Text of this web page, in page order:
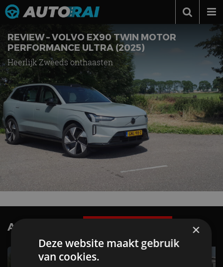
Autonieuws
Podcast
Autotests
Automerken
Adverteren
Contact
MotorRAI.nl
REVIEW – VOLVO EX90 TWIN MOTOR
PERFORMANCE ULTRA (2025)
Heerlijk Zweeds onthaasten
AutoRAI.nl TV ×
Deze website maakt gebruik
van cookies.